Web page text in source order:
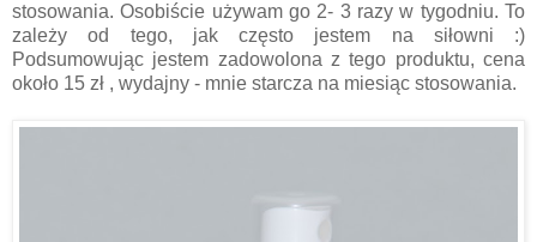
stosowania. Osobiście używam go 2- 3 razy w tygodniu. To
zależy od tego, jak często jestem na siłowni :)
Podsumowując jestem zadowolona z tego produktu, cena
około 15 zł , wydajny - mnie starcza na miesiąc stosowania.